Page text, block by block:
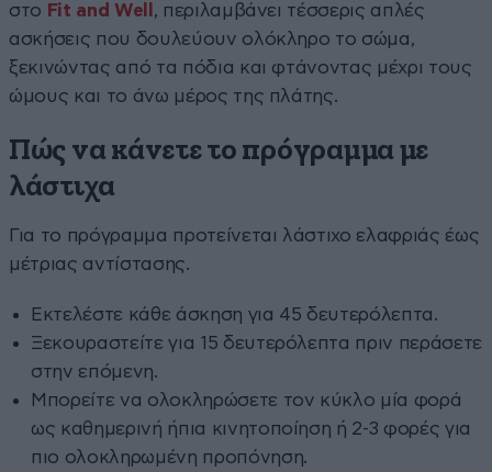
στο Fit and Well , περιλαμβάνει τέσσερις απλές
ασκήσεις που δουλεύουν ολόκληρο το σώμα,
ξεκινώντας από τα πόδια και φτάνοντας μέχρι τους
ώμους και το άνω μέρος της πλάτης.
Πώς να κάνετε το πρόγραμμα με
λάστιχα
Για το πρόγραμμα προτείνεται λάστιχο ελαφριάς έως
μέτριας αντίστασης.
Εκτελέστε κάθε άσκηση για 45 δευτερόλεπτα.
Ξεκουραστείτε για 15 δευτερόλεπτα πριν περάσετε
στην επόμενη.
Μπορείτε να ολοκληρώσετε τον κύκλο μία φορά
ως καθημερινή ήπια κινητοποίηση ή 2-3 φορές για
πιο ολοκληρωμένη προπόνηση.